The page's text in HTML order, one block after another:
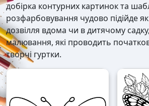
добірка контурних картинок та
розфарбовування чудово підійде
дозвілля вдома чи в дитячому садку,
малювання, які проводить
творчі гуртки.